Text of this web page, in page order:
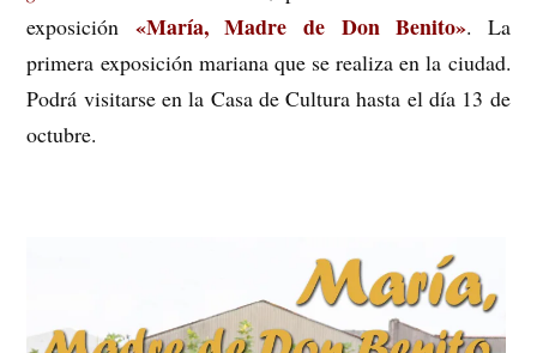
exposición «María, Madre de Don Benito». La
primera exposición mariana que se realiza en la ciudad.
Podrá visitarse en la Casa de Cultura hasta el día 13 de
octubre.